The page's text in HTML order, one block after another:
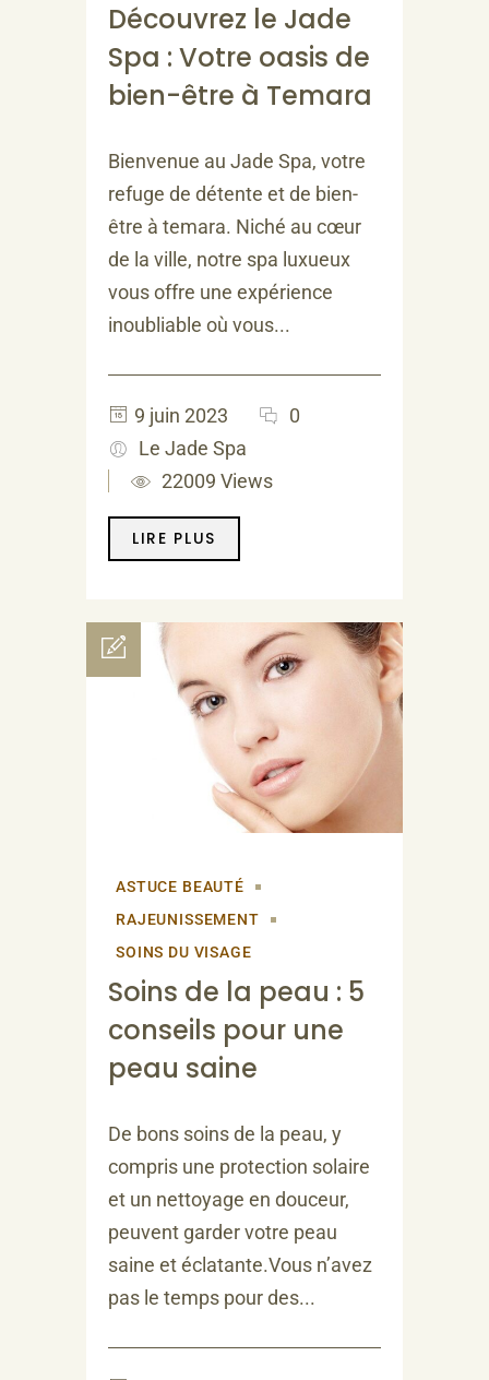
Découvrez le Jade
Spa : Votre oasis de
bien-être à Temara
Bienvenue au Jade Spa, votre
refuge de détente et de bien-
être à temara. Niché au cœur
de la ville, notre spa luxueux
vous offre une expérience
inoubliable où vous...
9 juin 2023
0
Le Jade Spa
22009 Views
LIRE PLUS
ASTUCE BEAUTÉ
RAJEUNISSEMENT
SOINS DU VISAGE
Soins de la peau : 5
conseils pour une
peau saine
De bons soins de la peau, y
compris une protection solaire
et un nettoyage en douceur,
peuvent garder votre peau
saine et éclatante.Vous n’avez
pas le temps pour des...